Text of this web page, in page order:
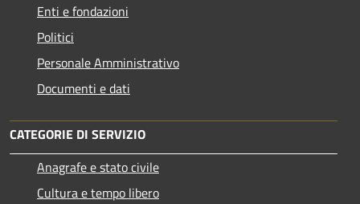
Enti e fondazioni
Politici
Personale Amministrativo
Documenti e dati
CATEGORIE DI SERVIZIO
Anagrafe e stato civile
Cultura e tempo libero